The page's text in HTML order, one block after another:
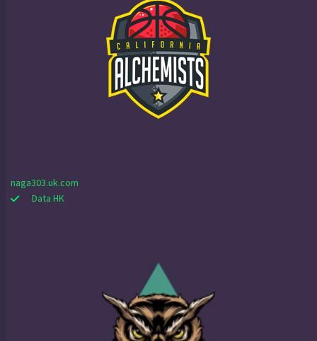
naga303.uk.com
Data HK